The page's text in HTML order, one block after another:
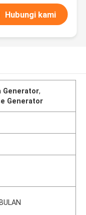
Hubungi kami
Generator,
Generator